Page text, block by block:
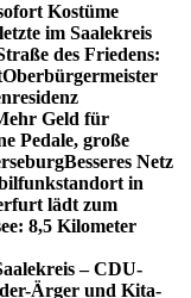
Kostüme
im Saalekreis
des Friedens:
Oberbürgermeister
Geld für
Pedale, große
Besseres Netz
in
lädt zum
8,5 Kilometer
– CDU-
Ärger und Kita-